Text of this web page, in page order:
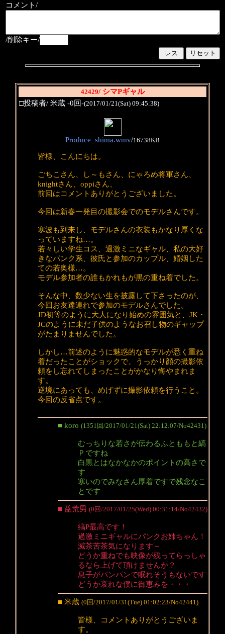
コメント/
/削除キー/
42429/ シマPギャル
□投稿者/ 米蔵 -0回-(2017/01/21(Sat) 09:45:38)
Produce_shima.wmv/16738KB
皆様、こんにちは。
ごちこさん、し～もさん、にゃろめ将軍さん、
knightさん、oppiさん、
前回はコメントありがとうございました。
今回は新春一発目の撮影会でのモデルさんです。
寒波も到来し、モデルさんの衣装もかなり厚くな
っていますね…。
若々しい学生コス、過激ミニなギャル、私の大好
きなパンク系、彼氏と参加のカップル、婚姻した
ての若奥様…。
モデル参加者の誰もかれもが黒の重ね着でした。
そんな中、数少ない生を披露して下さったのが、
今回お友達連れで参加のモデルさんでした。
JD初等のように大人になり始めの雰囲気と、JK・
JCのように未だ子供のようなお召し物のギャップ
がたまりませんでした。
しかし…前述のように魅惑的なモデルが悉く重ね
着だったことがショックで、うっかり顔の撮影依
頼をし忘れてしまったことがかなり悔やまれま
す。
逆境にあっても、めげずに撮影依頼を行うこと。
今回の反省点です。
■ koro (1351回/2017/01/21(Sat) 22:12:07/No42431)
むっちりな若さが伝わるふとももと縞
Ｐですね
白黒とはなかなかのポイントの高さで
す
寒いのでみなさん厚着ですで残念なこ
とです
■ 益荒男 (0回/2017/01/25(Wed) 00:31:14/No42432)
縞P最高です！
過激ミニギャルにパンクお姉ちゃん！
滅茶苦茶気になります～
どうか重ねでも映像が残ってらっしゃ
るなら上げて頂けませんか？
息子がパンパンで眠れそうもないです
どうか哀れな僕に御恵みを・・・
■ 米蔵 (0回/2017/01/31(Tue) 01:02:23/No42441)
皆様、コメントありがとうございま
す。